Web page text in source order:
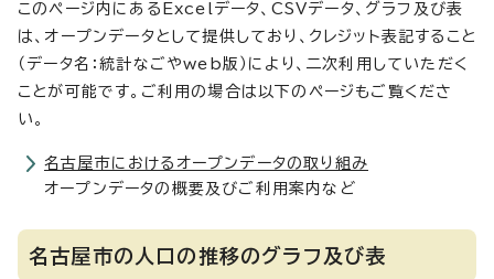
このページ内にあるExcelデータ、CSVデータ、グラフ及び表
は、オープンデータとして提供しており、クレジット表記すること
（データ名：統計なごやweb版）により、二次利用していただく
ことが可能です。ご利用の場合は以下のページもご覧くださ
い。
名古屋市におけるオープンデータの取り組み
オープンデータの概要及びご利用案内など
名古屋市の人口の推移のグラフ及び表